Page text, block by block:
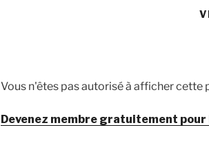
Vous n'êtes pas autorisé à afficher cette
Devenez membre gratuitement